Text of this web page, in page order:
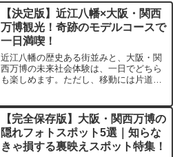
【決定版】近江八幡×大阪・関西
万博観光！奇跡のモデルコースで
一日満喫！
近江八幡の歴史ある街並みと、大阪・関
西万博の未来社会体験は、一日でどちら
も楽しめます。ただし、移動には片道約1
れば、近江八幡の散策と万博観光の両方
を充実させることができます。計画的な
観光で、最高の思い出を作りましょう！
【完全保存版】大阪・関西万博の
隠れフォトスポット5選｜知らな
きゃ損する裏映えスポット特集！